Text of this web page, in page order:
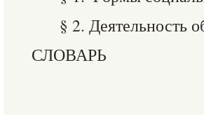
§ 2. Деятельность
СЛОВАРЬ